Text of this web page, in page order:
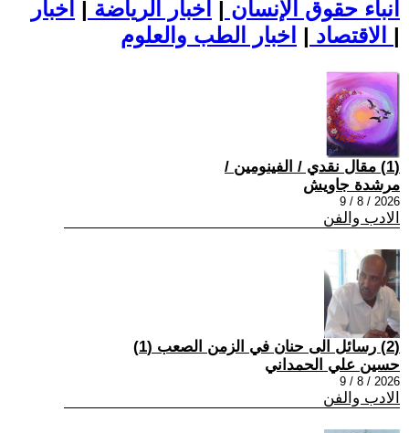
أنباء حقوق الإنسان | اخبار الرياضة | اخبار
الاقتصاد | |
(1) مقال نقدي / الفينومين /
مرشدة جاويش
2026 / 8 / 9
الادب والفن
(2) رسائل الى حنان في الزمن الصعب (1)
حسين علي الحمداني
2026 / 8 / 9
الادب والفن